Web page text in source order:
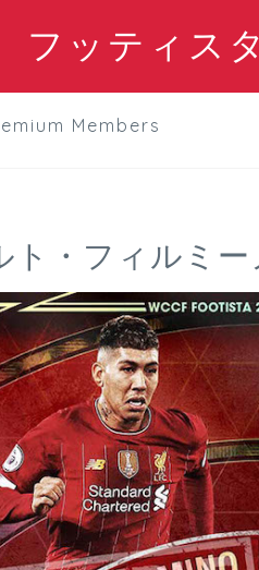
フッティス
Members
ト・フィルミ